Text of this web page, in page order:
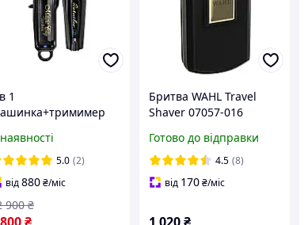
1
Combo
5.0 (2)
від880₴/міс
900 ₴
Бритва WAHL Travel
Shaver 07057-016
Готово до відправки
4.5 (8)
від 170₴/міс